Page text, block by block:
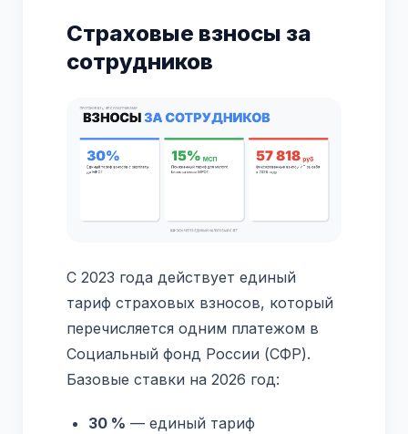
Страховые взносы за
сотрудников
С 2023 года действует единый
тариф страховых взносов, который
перечисляется одним платежом в
Социальный фонд России (СФР).
Базовые ставки на 2026 год:
30 % — единый тариф